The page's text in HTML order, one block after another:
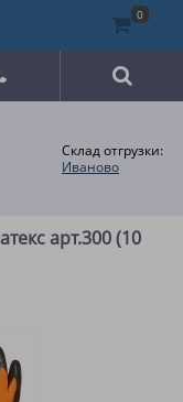
Склад отгрузки:
Иваново
арт.300 (10
0